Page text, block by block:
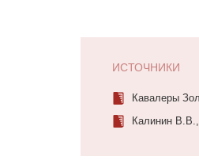
ИСТОЧНИКИ
Кавалеры
Калинин